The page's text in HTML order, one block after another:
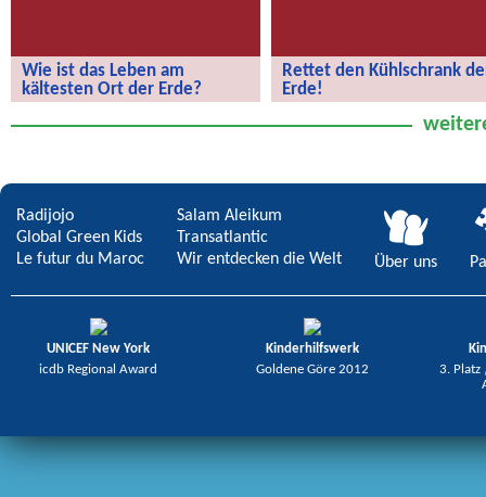
Wie ist das Leben am
kältesten Ort der Erde?
der Erde?
Rettet den Kühlschrank
Erde!
Radijojo
Global Green Kids
Le futur du Maroc
Salam Aleikum
Transatlantic
Wir entdecken die Welt
Über uns
UNICEF New York
icdb Regional Award
Kinderhilfswerk
Goldene Göre 2012
3. Platz